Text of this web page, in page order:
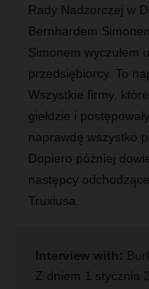
Rady Nadzorczej w
Bernhardem
Simonem wyczułem
przedsiębiorcy. To
Wszystkie firmy,
giełdzie i
naprawdę wszystko
Dopiero później
następcy
Truxiusa.
Interview with:
Z dniem 1 stycznia